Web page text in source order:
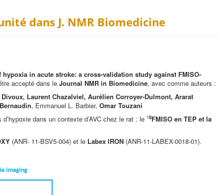
dans J. NMR Biomedicine
in acute stroke: a cross-validation study against FMISO-
accepté dans le Journal NMR in Biomedicine, avec comme auteurs :
Laurent Chazalviel, Aurélien Corroyer-Dulmont, Ararat
, Emmanuel L. Barbier, Omar Touzani
dans un contexte d’AVC chez le rat : le 18FMISO en TEP et la
(ANR- 11-BSV5-004) et le Labex IRON (ANR-11-LABEX-0018-01).